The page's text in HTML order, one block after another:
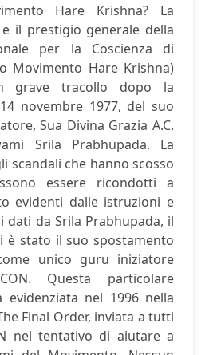
Hare Krishna? La
il prestigio generale della
per la Coscienza di
Movimento Hare Krishna)
grave tracollo dopo la
novembre 1977, del suo
Sua Divina Grazia A.C.
Srila Prabhupada. La
scandali che hanno scosso
essere ricondotti a
evidenti dalle istruzioni e
dati da Srila Prabhupada, il
è stato il suo spostamento
unico guru iniziatore
Questa particolare
evidenziata nel 1996 nella
Final Order, inviata a tutti
nel tentativo di aiutare a